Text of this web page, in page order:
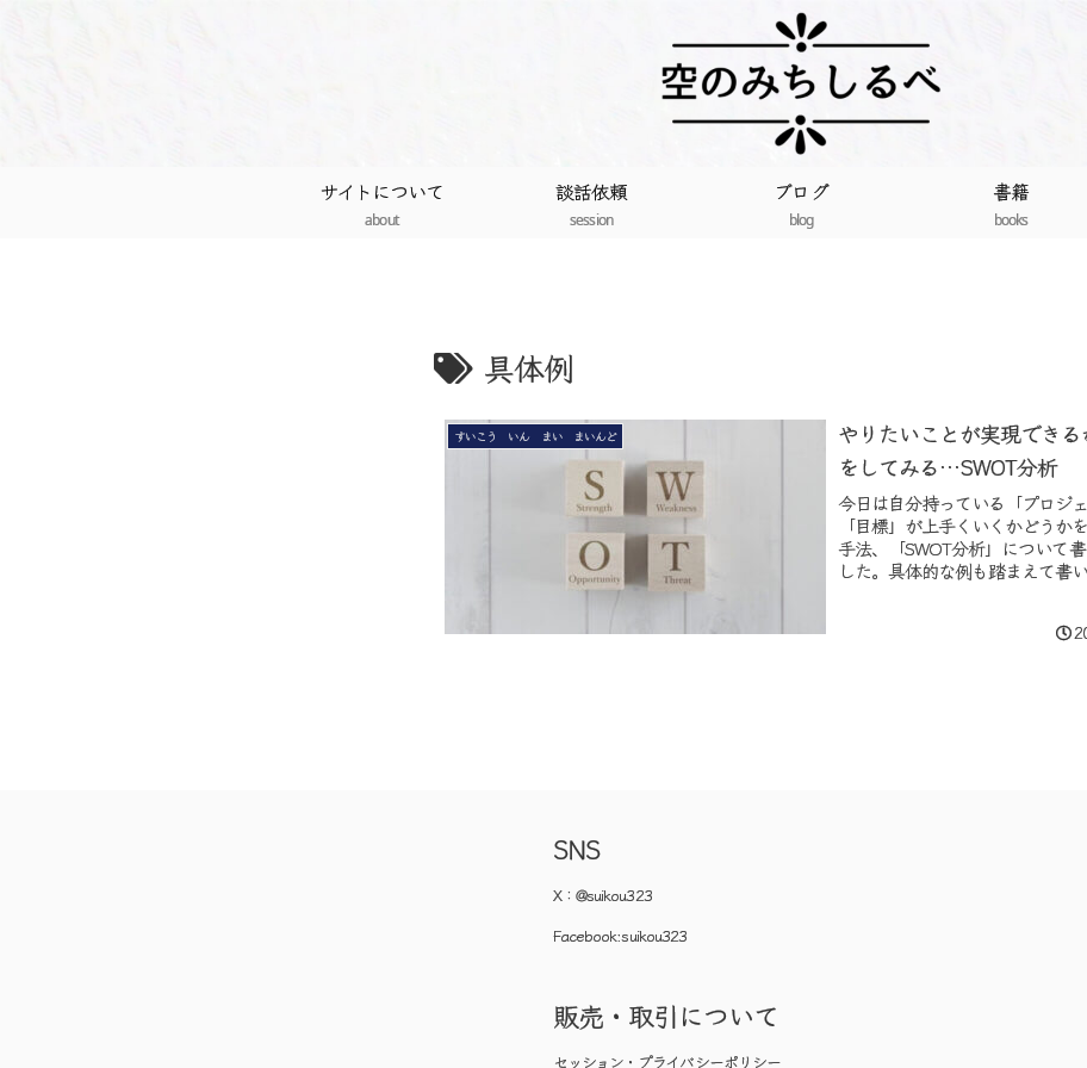
サイトについて
about
談話依頼
session
ブログ
blog
書籍
books
具体例
すいこう いん まい まいんど
やりたいことが実現でき
をしてみる…SWOT分析
今日は自分持っている「プロジ
「目標」が上手くいくかどうか
手法、「SWOT分析」について
した。具体的な例も踏まえて書
SNS
X：@suikou323
Facebook:suikou323
販売・取引について
セッション・プライバシーポリシー